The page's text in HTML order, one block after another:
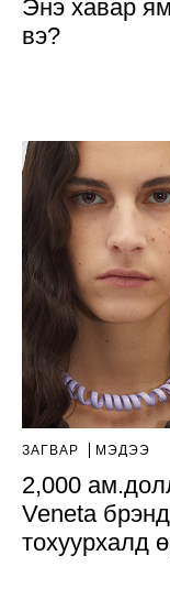
Энэ хавар
вэ?
ЗАГВАР МЭДЭЭ
2,000
Veneta
тохуурхалд